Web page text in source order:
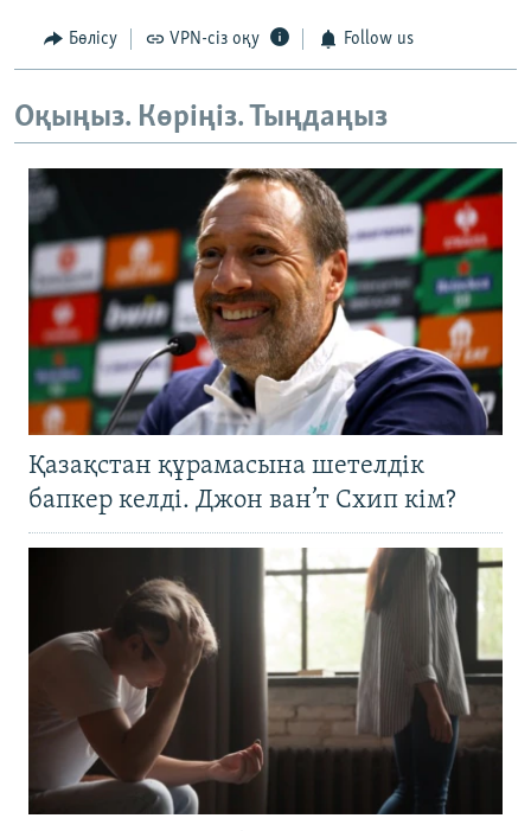
Бөлісу VPN-сіз оқу Follow us
Оқыңыз. Көріңіз. Тыңдаңыз
Қазақстан құрамасына шетелдік
бапкер келді. Джон ван’т Схип кім?